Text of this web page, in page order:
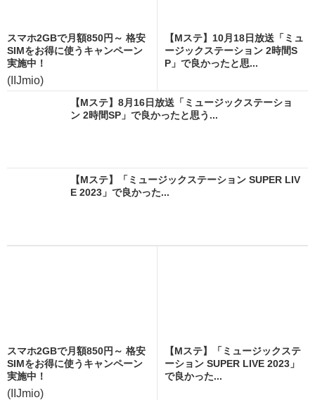
スマホ2GBで月額850円～ 格安
SIMをお得に使うキャンペーン
実施中！
(IIJmio)
【Mステ】10月18日放送「ミュ
ージックステーション 2時間S
P」で良かったと思...
【Mステ】8月16日放送「ミュージックステーショ
ン 2時間SP」で良かったと思う...
【Mステ】「ミュージックステーション SUPER LIV
E 2023」で良かった...
スマホ2GBで月額850円～ 格安
SIMをお得に使うキャンペーン
実施中！
(IIJmio)
【Mステ】「ミュージックステ
ーション SUPER LIVE 2023」
で良かった...